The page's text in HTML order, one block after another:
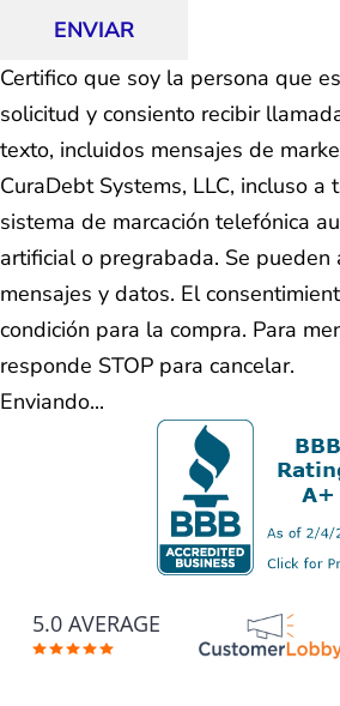
ENVIAR
Certifico que soy la persona que
solicitud y consiento recibir
texto, incluidos mensajes de
CuraDebt Systems, LLC, incluso a
sistema de marcación telefónica
artificial o pregrabada. Se pueden
mensajes y datos. El
condición para la compra. Para
responde STOP para cancelar.
Enviando...
5.0 AVERAGE